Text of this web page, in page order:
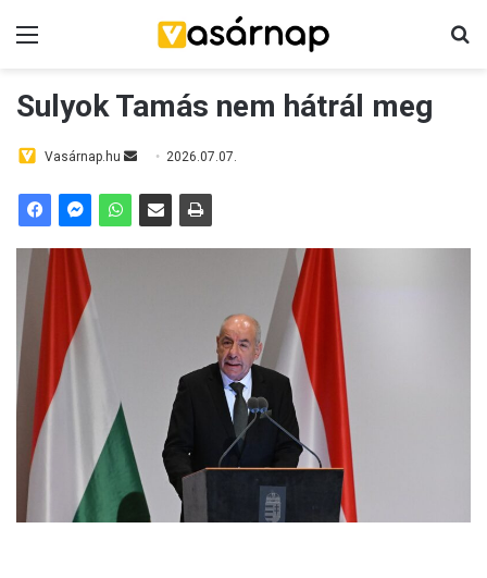
Sulyok Tamás nem hátrál meg
Vasárnap.hu 2026.07.07.